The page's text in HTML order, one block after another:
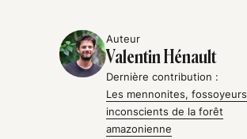
Auteur
Valentin Hénault
Dernière contribution :
Les mennonites, fossoyeurs
inconscients de la forêt
amazonienne